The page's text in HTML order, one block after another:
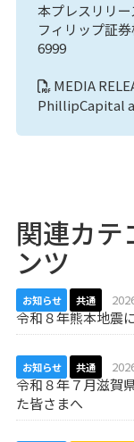
本プレスリリー
フィリップ証
6999
MEDIA
PhillipCapital
関連カテ
ンツ
お知らせ 共通
令和８年熊本地震
お知らせ 共通
令和８年７月滋賀
た皆さまへ